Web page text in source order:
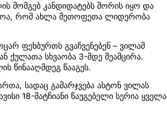
მომგებ კანდიდატებს შორის იყო და
რომ ახლა მეთოფეთა ლიდერობა
ფეხბურთს გვაჩვენებენ – ვილამ
ქულათა სხვაობა 3-მდე შეამცირა.
წინააღმდეგ წააგეს.
სადაც გამარჯვება ასტონ ვილას
18-მატჩიანი წაუგებელი სერია ყველა